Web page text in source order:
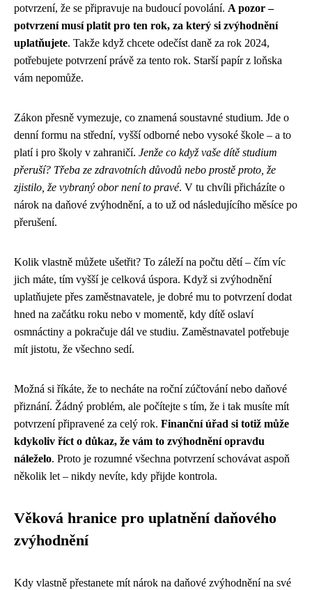
potvrzení, že se připravuje na budoucí povolání. A pozor –
potvrzení musí platit pro ten rok, za který si zvýhodnění
uplatňujete. Takže když chcete odečíst daně za rok 2024,
potřebujete potvrzení právě za tento rok. Starší papír z loňska
vám nepomůže.
Zákon přesně vymezuje, co znamená soustavné studium. Jde o
denní formu na střední, vyšší odborné nebo vysoké škole – a to
platí i pro školy v zahraničí. Jenže co když vaše dítě studium
přeruší? Třeba ze zdravotních důvodů nebo prostě proto, že
zjistilo, že vybraný obor není to pravé. V tu chvíli přicházíte o
nárok na daňové zvýhodnění, a to už od následujícího měsíce po
přerušení.
Kolik vlastně můžete ušetřit? To záleží na počtu dětí – čím víc
jich máte, tím vyšší je celková úspora. Když si zvýhodnění
uplatňujete přes zaměstnavatele, je dobré mu to potvrzení dodat
hned na začátku roku nebo v momentě, kdy dítě oslaví
osmnáctiny a pokračuje dál ve studiu. Zaměstnavatel potřebuje
mít jistotu, že všechno sedí.
Možná si říkáte, že to necháte na roční zúčtování nebo daňové
přiznání. Žádný problém, ale počítejte s tím, že i tak musíte mít
potvrzení připravené za celý rok. Finanční úřad si totiž může
kdykoliv říct o důkaz, že vám to zvýhodnění opravdu
náleželo. Proto je rozumné všechna potvrzení schovávat aspoň
několik let – nikdy nevíte, kdy přijde kontrola.
Věková hranice pro uplatnění daňového
zvýhodnění
Kdy vlastně přestanete mít nárok na daňové zvýhodnění na své